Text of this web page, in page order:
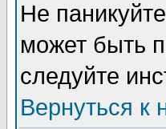
Не
может быть
следуйте
Вернуться к